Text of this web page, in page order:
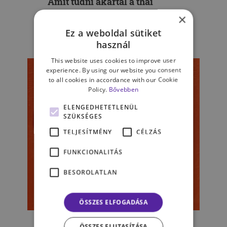
masszázsról
KAPCSOLATAINK
„Lélekre fel a krónikus
×
Ez a weboldal sütiket
használ
This website uses cookies to improve user
experience. By using our website you consent
to all cookies in accordance with our Cookie
Policy. Bővebben
ELENGEDHETETLENÜL
SZÜKSÉGES
TELJESÍTMÉNY
CÉLZÁS
FUNKCIONALITÁS
BESOROLATLAN
ÖSSZES ELFOGADÁSA